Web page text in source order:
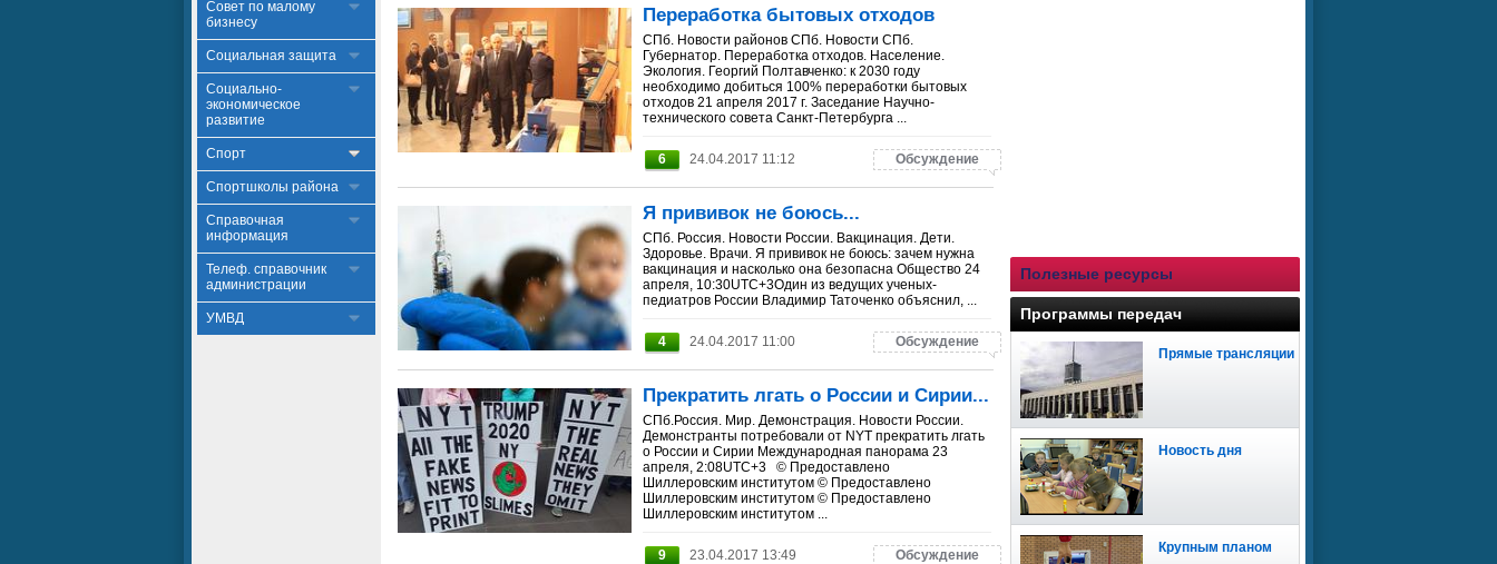
Совет по малому
бизнесу
Социальная защита
Социально-
экономическое
развитие
Спорт
Спортшколы района
Справочная
информация
Телеф. справочник
администрации
УМВД
Переработка бытовых отходов
СПб. Новости районов СПб. Новости СПб.
Губернатор. Переработка отходов. Население.
Экология. Георгий Полтавченко: к 2030 году
необходимо добиться 100% переработки бытовых
отходов 21 апреля 2017 г. Заседание Научно-
технического совета Санкт-Петербурга ...
6 24.04.2017 11:12 Обсуждение
Я прививок не боюсь...
СПб. Россия. Новости России. Вакцинация. Дети.
Здоровье. Врачи. Я прививок не боюсь: зачем нужна
вакцинация и насколько она безопасна Общество 24
апреля, 10:30UTC+3Один из ведущих ученых-
педиатров России Владимир Таточенко объяснил, ...
4 24.04.2017 11:00 Обсуждение
Прекратить лгать о России и Сирии...
СПб.Россия. Мир. Демонстрация. Новости России.
Демонстранты потребовали от NYT прекратить лгать
о России и Сирии Международная панорама 23
апреля, 2:08UTC+3 © Предоставлено
Шиллеровским институтом © Предоставлено
Шиллеровским институтом © Предоставлено
Шиллеровским институтом ...
9 23.04.2017 13:49 Обсуждение
Полезные ресурсы
Программы передач
Прямые трансляции
Новость дня
Крупным планом